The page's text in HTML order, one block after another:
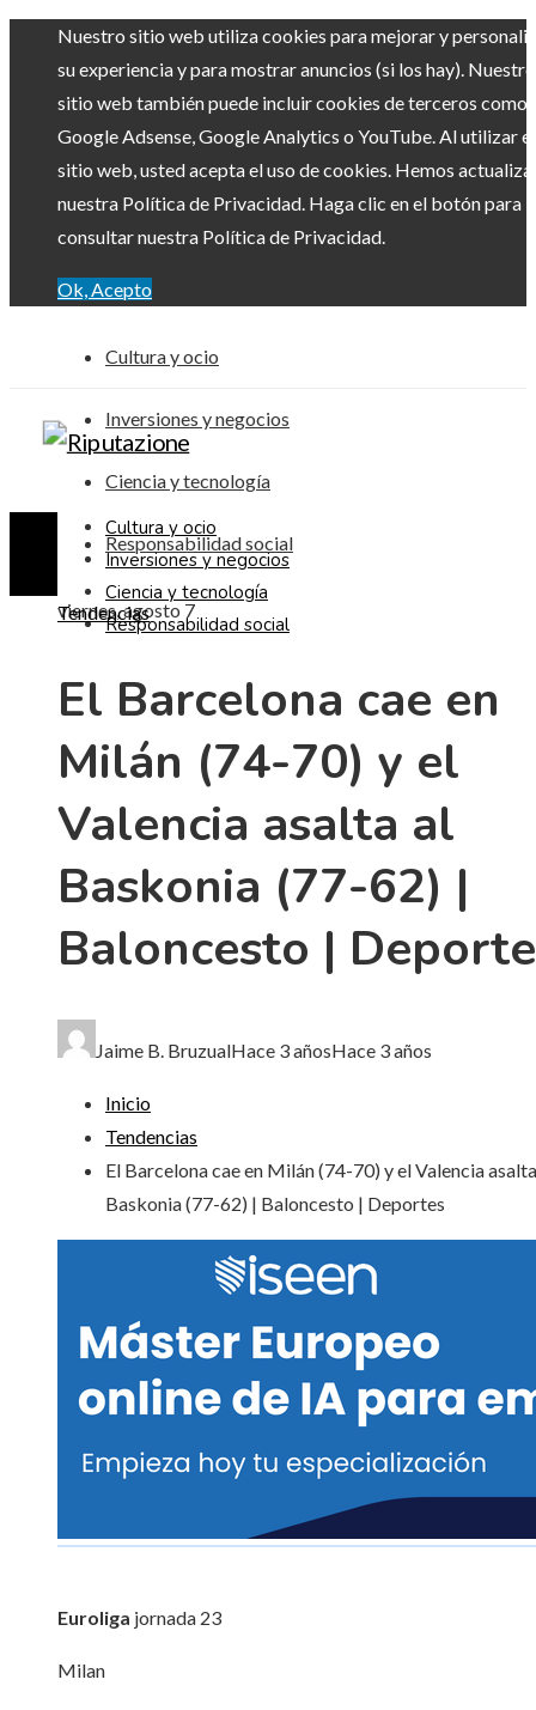
Nuestro sitio web utiliza cookies para mejorar y
su experiencia y para mostrar anuncios (si los hay). Nuestro
sitio web también puede incluir cookies de terceros como
Google Adsense, Google Analytics o YouTube. Al utilizar el
sitio web, usted acepta el uso de cookies. Hemos
nuestra Política de Privacidad. Haga clic en el botón para
consultar nuestra Política de Privacidad.
Ok, Acepto
Cultura y ocio
Inversiones y negocios
Ciencia y tecnología
Responsabilidad social
viernes, agosto 7
Cultura y ocio
Inversiones y negocios
Ciencia y tecnología
Responsabilidad social
Tendencias
El Barcelona cae en
Milán (74-70) y el
Valencia asalta al
Baskonia (77-62) |
Baloncesto |
Jaime B. BruzualHace 3 añosHace 3 años
Inicio
Tendencias
El Barcelona cae en Milán (74-70) y el Valencia
Baskonia (77-62) | Baloncesto | Deportes
Euroliga jornada 23
Milan